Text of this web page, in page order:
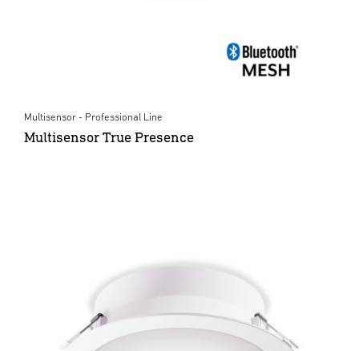
Multisensor - Professional Line
Multisensor True Presence